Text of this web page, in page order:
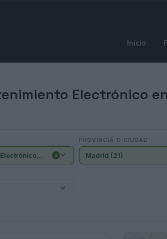
Inicio
Electrónico
- Mantenimiento Electrónico (21) ×
PROVINCIA O CIUDAD
Madrid (21)